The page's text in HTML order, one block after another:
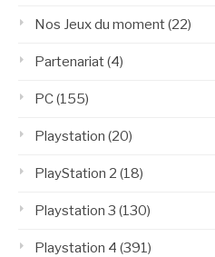
Nos Jeux du moment(22)
Partenariat(4)
PC(155)
Playstation (20)
PlayStation 2 (18)
Playstation 3 (130)
Playstation 4 (391)